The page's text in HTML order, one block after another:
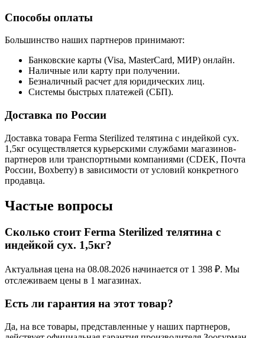
Способы оплаты
Большинство наших партнеров принимают:
Банковские карты (Visa, MasterCard, МИР) онлайн.
Наличные или карту при получении.
Безналичный расчет для юридических лиц.
Системы быстрых платежей (СБП).
Доставка по России
Доставка товара Ferma Sterilized телятина с индейкой сух.
1,5кг осуществляется курьерскими службами магазинов-
партнеров или транспортными компаниями (CDEK, Почта
России, Boxberry) в зависимости от условий конкретного
продавца.
Частые вопросы
Сколько стоит Ferma Sterilized телятина с
индейкой сух. 1,5кг?
Актуальная цена на 08.08.2026 начинается от 1 398 ₽. Мы
отслеживаем цены в 1 магазинах.
Есть ли гарантия на этот товар?
Да, на все товары, представленные у наших партнеров,